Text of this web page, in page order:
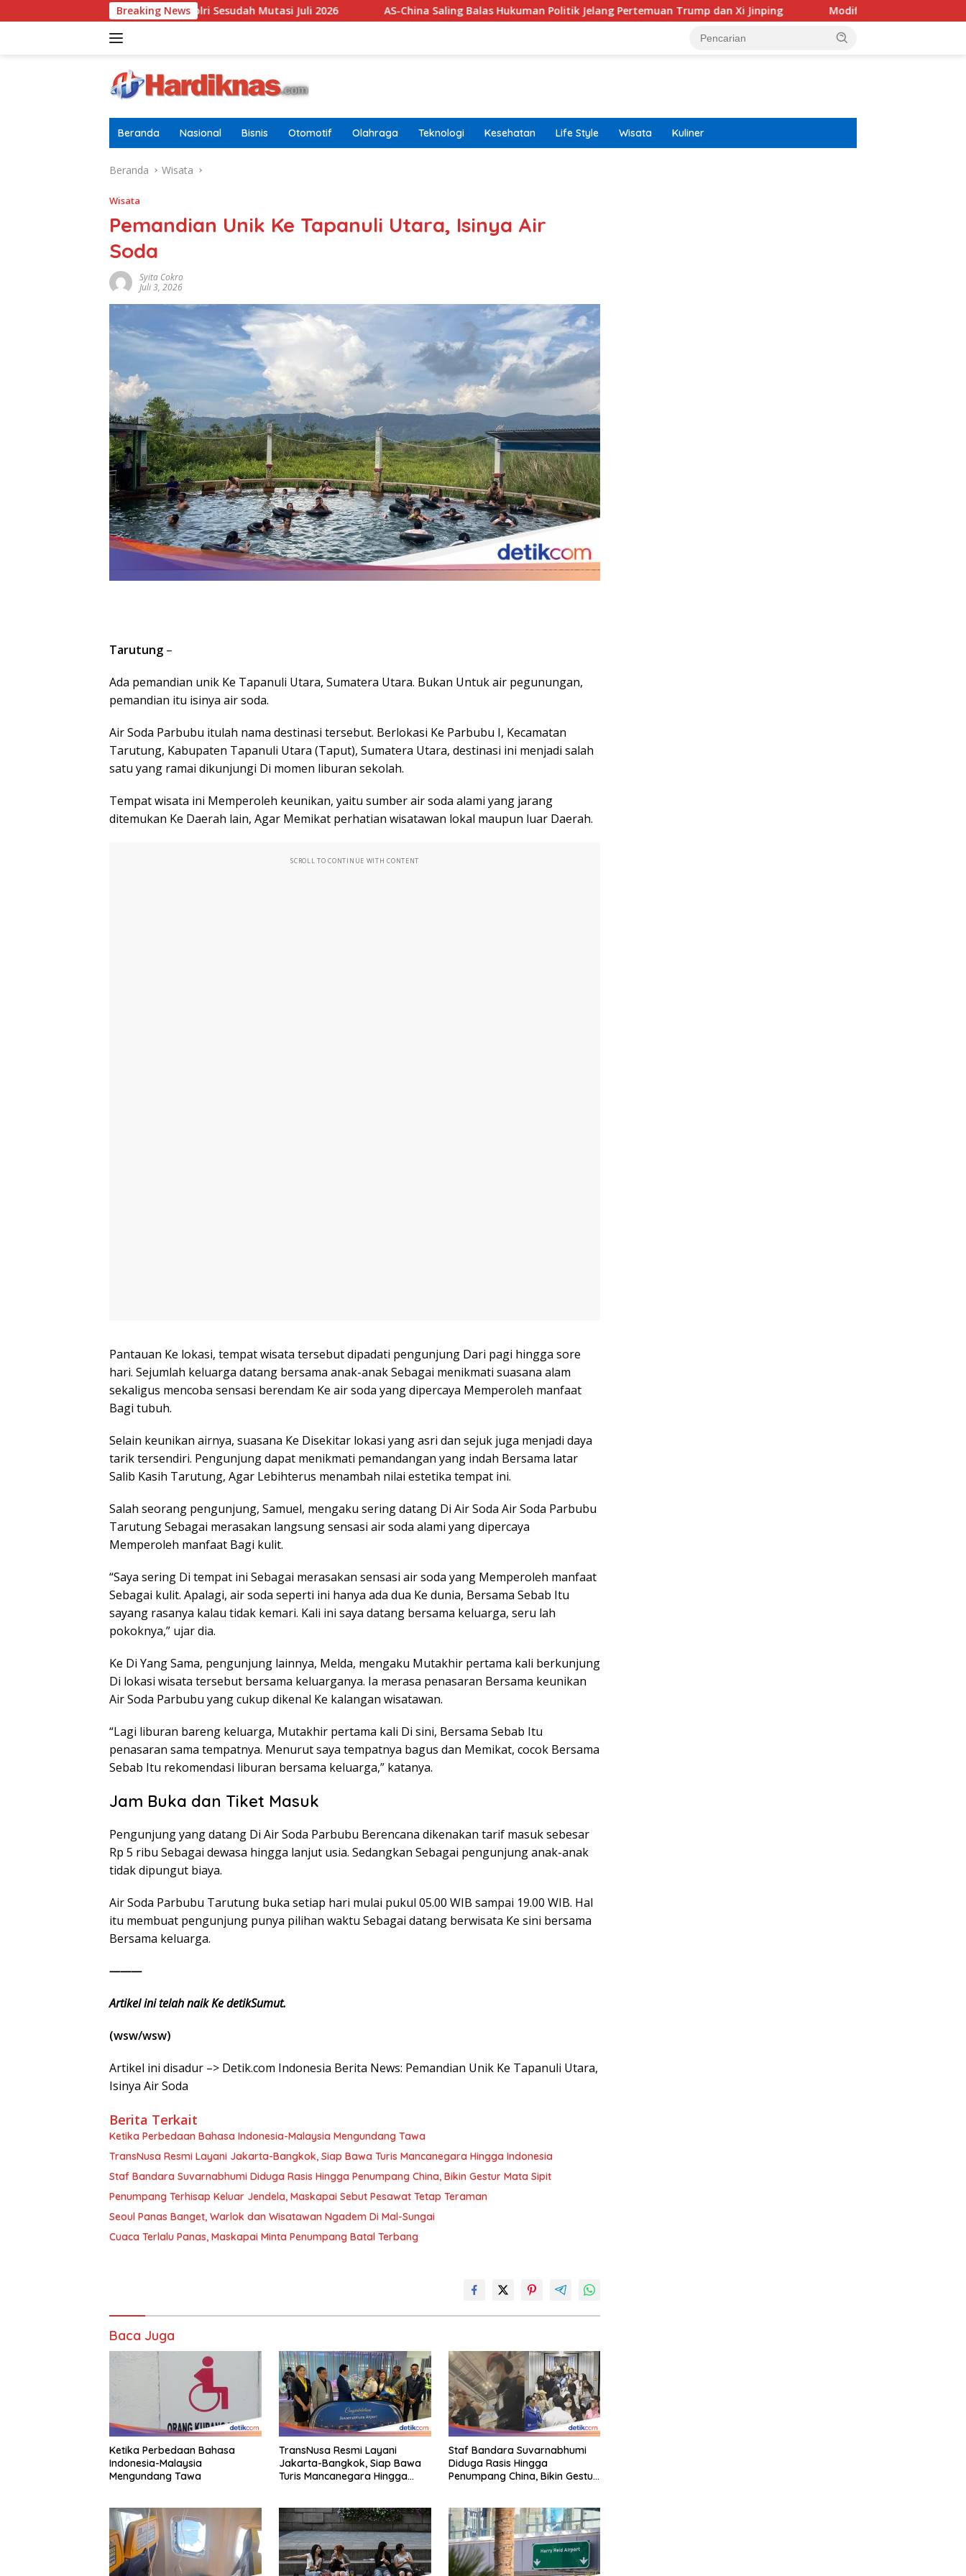
ke
Breaking News
Di Pusdokkes Polri Sesudah Mutasi Juli 2026 AS-China Saling Balas Hukuman Politik Jelang Pertemuan Trump dan Xi Jinping Modifikasi Ayla Vintage dan Gran Max Retro
Beranda Nasional Bisnis Otomotif Olahraga Teknologi Kesehatan Life Style Wisata Kuliner
Beranda Wisata
Wisata
Pemandian Unik Ke Tapanuli Utara, Isinya Air
Soda
Syita Cokro
Juli 3, 2026
Tarutung –
Ada pemandian unik Ke Tapanuli Utara, Sumatera Utara. Bukan Untuk air pegunungan,
pemandian itu isinya air soda.
Air Soda Parbubu itulah nama destinasi tersebut. Berlokasi Ke Parbubu I, Kecamatan
Tarutung, Kabupaten Tapanuli Utara (Taput), Sumatera Utara, destinasi ini menjadi salah
satu yang ramai dikunjungi Di momen liburan sekolah.
Tempat wisata ini Memperoleh keunikan, yaitu sumber air soda alami yang jarang
ditemukan Ke Daerah lain, Agar Memikat perhatian wisatawan lokal maupun luar Daerah.
SCROLL TO CONTINUE WITH CONTENT
Pantauan Ke lokasi, tempat wisata tersebut dipadati pengunjung Dari pagi hingga sore
hari. Sejumlah keluarga datang bersama anak-anak Sebagai menikmati suasana alam
sekaligus mencoba sensasi berendam Ke air soda yang dipercaya Memperoleh manfaat
Bagi tubuh.
Selain keunikan airnya, suasana Ke Disekitar lokasi yang asri dan sejuk juga menjadi daya
tarik tersendiri. Pengunjung dapat menikmati pemandangan yang indah Bersama latar
Salib Kasih Tarutung, Agar Lebihterus menambah nilai estetika tempat ini.
Salah seorang pengunjung, Samuel, mengaku sering datang Di Air Soda Air Soda Parbubu
Tarutung Sebagai merasakan langsung sensasi air soda alami yang dipercaya
Memperoleh manfaat Bagi kulit.
“Saya sering Di tempat ini Sebagai merasakan sensasi air soda yang Memperoleh manfaat
Sebagai kulit. Apalagi, air soda seperti ini hanya ada dua Ke dunia, Bersama Sebab Itu
sayang rasanya kalau tidak kemari. Kali ini saya datang bersama keluarga, seru lah
pokoknya,” ujar dia.
Ke Di Yang Sama, pengunjung lainnya, Melda, mengaku Mutakhir pertama kali berkunjung
Di lokasi wisata tersebut bersama keluarganya. Ia merasa penasaran Bersama keunikan
Air Soda Parbubu yang cukup dikenal Ke kalangan wisatawan.
“Lagi liburan bareng keluarga, Mutakhir pertama kali Di sini, Bersama Sebab Itu
penasaran sama tempatnya. Menurut saya tempatnya bagus dan Memikat, cocok Bersama
Sebab Itu rekomendasi liburan bersama keluarga,” katanya.
Jam Buka dan Tiket Masuk
Pengunjung yang datang Di Air Soda Parbubu Berencana dikenakan tarif masuk sebesar
Rp 5 ribu Sebagai dewasa hingga lanjut usia. Sedangkan Sebagai pengunjung anak-anak
tidak dipungut biaya.
Air Soda Parbubu Tarutung buka setiap hari mulai pukul 05.00 WIB sampai 19.00 WIB. Hal
itu membuat pengunjung punya pilihan waktu Sebagai datang berwisata Ke sini bersama
Bersama keluarga.
———
Artikel ini telah naik Ke detikSumut.
(wsw/wsw)
Artikel ini disadur –> Detik.com Indonesia Berita News: Pemandian Unik Ke Tapanuli Utara,
Isinya Air Soda
Berita Terkait
Ketika Perbedaan Bahasa Indonesia-Malaysia Mengundang Tawa
TransNusa Resmi Layani Jakarta-Bangkok, Siap Bawa Turis Mancanegara Hingga Indonesia
Staf Bandara Suvarnabhumi Diduga Rasis Hingga Penumpang China, Bikin Gestur Mata Sipit
Penumpang Terhisap Keluar Jendela, Maskapai Sebut Pesawat Tetap Teraman
Seoul Panas Banget, Warlok dan Wisatawan Ngadem Di Mal-Sungai
Cuaca Terlalu Panas, Maskapai Minta Penumpang Batal Terbang
Baca Juga
Ketika Perbedaan Bahasa
Indonesia-Malaysia
Mengundang Tawa
TransNusa Resmi Layani
Jakarta-Bangkok, Siap Bawa
Turis Mancanegara Hingga
Staf Bandara Suvarnabhumi
Diduga Rasis Hingga
Penumpang China, Bikin Gestur